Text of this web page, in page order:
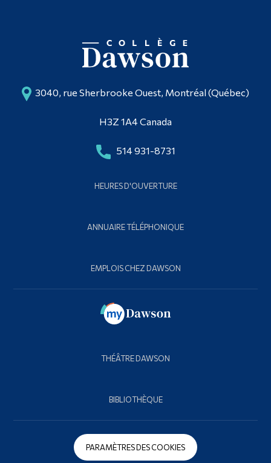
3040, rue Sherbrooke Ouest, Montréal (Québec)
H3Z 1A4 Canada
514 931-8731
HEURES D'OUVERTURE
ANNUAIRE TÉLÉPHONIQUE
EMPLOIS CHEZ DAWSON
THÉÂTRE DAWSON
BIBLIOTHÈQUE
PARAMÈTRES DES COOKIES